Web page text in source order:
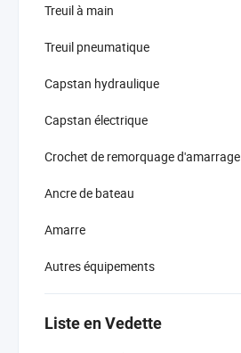
Treuil à main
Treuil pneumatique
Capstan hydraulique
Capstan électrique
Crochet de remorquage d'amarrage
Ancre de bateau
Amarre
Autres équipements
Liste en Vedette